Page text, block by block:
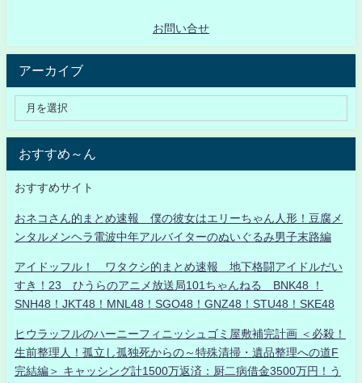
お問い合せ
アーカイブ
おすすめ～ん
おすすめサイト
おネコさん的まとめ速報 僕の彼女はエリーちゃん人形！豆腐メ
ンタルメンヘラ電波中年アルバイターのぬいぐるみ男子末路編
アイドッフル！ ワタクシ的まとめ速報 地下格闘アイドルだい
すき！23 ひうらのアニメ放送局101ちゃんねる BNK48 ！
SNH48！JKT48！MNL48！SGO48！GNZ48！STU48！SKE48
ヒウラッフルのハーニーフィニッシュゴミ屋敷補完計画 ＜必殺！
生前整理人！孤立し孤独死からの～特殊清掃・遺品整理への道F
完結編＞ キャッシング計1500万返済：厨二病借金3500万円！う